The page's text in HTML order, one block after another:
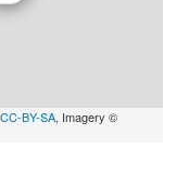
CC-BY-SA, Imagery ©